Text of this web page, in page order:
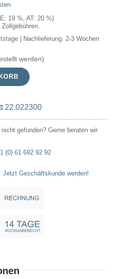
19 %, AT: 20 %)
| Nachlieferung: 2-3 Wochen
werden)
22.022300
gefunden? Gerne beraten wir
(0) 61 692 92 92
: Jetzt Geschäftskunde werden!